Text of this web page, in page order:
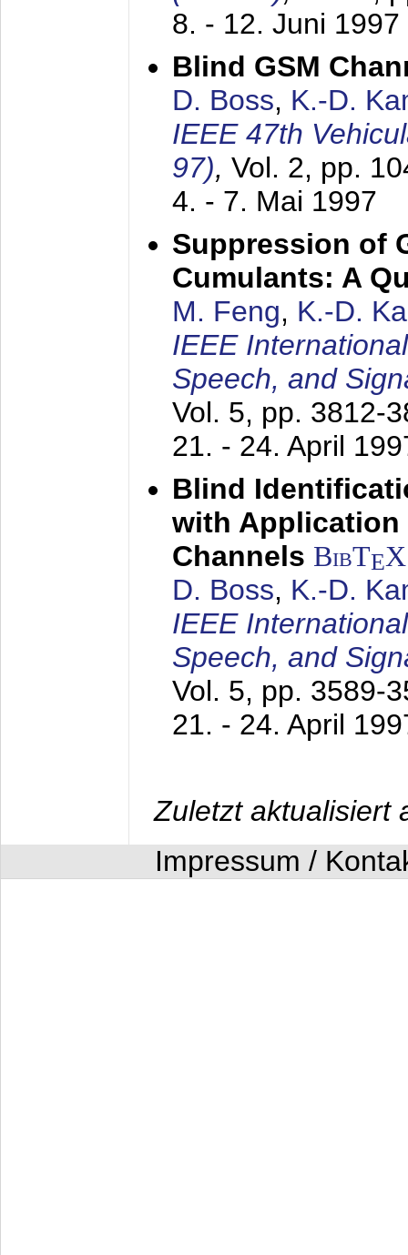
8. - 12. Juni 1997
Blind GSM
D. Boss, K.-D.
IEEE 47th
97), Vol. 2, pp.
4. - 7. Mai 1997
Suppression of
Cumulants: A
M. Feng, K.-D.
IEEE
Speech, and
Vol. 5, pp. 3812-
21. - 24. April
Blind
with Application
Channels BibTEX
D. Boss, K.-D.
IEEE
Speech, and
Vol. 5, pp. 3589-
21. - 24. April
Zuletzt aktualisiert
Impressum /